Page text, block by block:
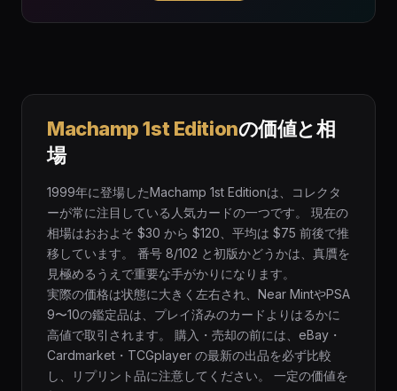
Machamp 1st Editionの価値と相
場
1999年に登場したMachamp 1st Editionは、コレクタ
ーが常に注目している人気カードの一つです。 現在の
相場はおおよそ $30 から $120、平均は $75 前後で推
移しています。 番号 8/102 と初版かどうかは、真贋を
見極めるうえで重要な手がかりになります。
実際の価格は状態に大きく左右され、Near MintやPSA
9〜10の鑑定品は、プレイ済みのカードよりはるかに
高値で取引されます。 購入・売却の前には、eBay・
Cardmarket・TCGplayer の最新の出品を必ず比較
し、リプリント品に注意してください。 一定の価値を